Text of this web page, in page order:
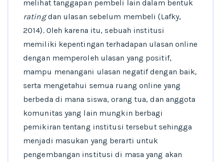
melihat tanggapan pembeli lain dalam bentuk
ratingdan ulasan sebelum membeli (Lafky,
2014). Oleh karena itu, sebuah institusi
memiliki kepentingan terhadapan ulasan online
dengan memperoleh ulasan yang positif,
mampu menangani ulasan negatif dengan baik,
serta mengetahui semua ruang online yang
berbeda di mana siswa, orang tua, dan anggota
komunitas yang lain mungkin berbagi
pemikiran tentang institusi tersebut sehingga
menjadi masukan yang berarti untuk
pengembangan institusi di masa yang akan